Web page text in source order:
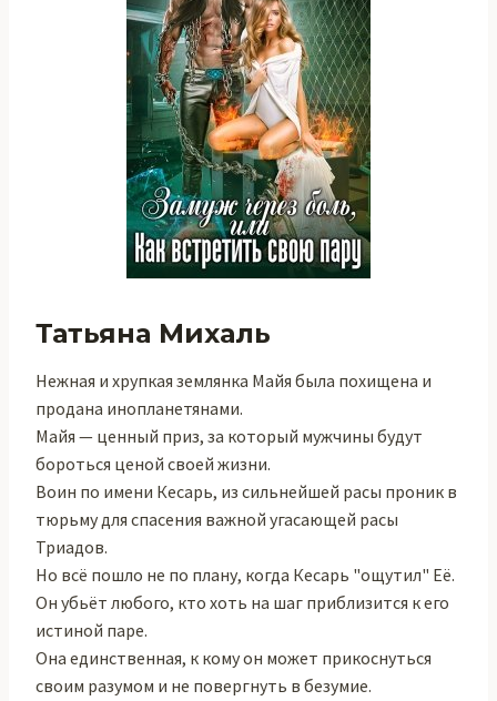
Татьяна Михаль
Нежная и хрупкая землянка Майя была похищена и
продана инопланетянами.
Майя — ценный приз, за который мужчины будут
бороться ценой своей жизни.
Воин по имени Кесарь, из сильнейшей расы проник в
тюрьму для спасения важной угасающей расы
Триадов.
Но всё пошло не по плану, когда Кесарь "ощутил" Её.
Он убьёт любого, кто хоть на шаг приблизится к его
истиной паре.
Она единственная, к кому он может прикоснуться
своим разумом и не повергнуть в безумие.